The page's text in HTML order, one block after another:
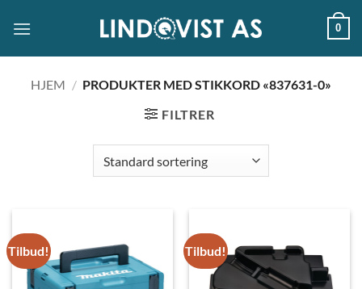
0
HJEM / PRODUKTER MED STIKKORD «837631-0»
FILTRER
Tilbud! Tilbud!